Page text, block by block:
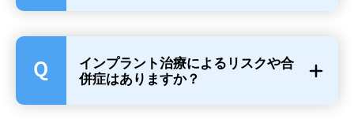
程度や対処法のポイント
インプラント治療によるリスクや合
併症はありますか？